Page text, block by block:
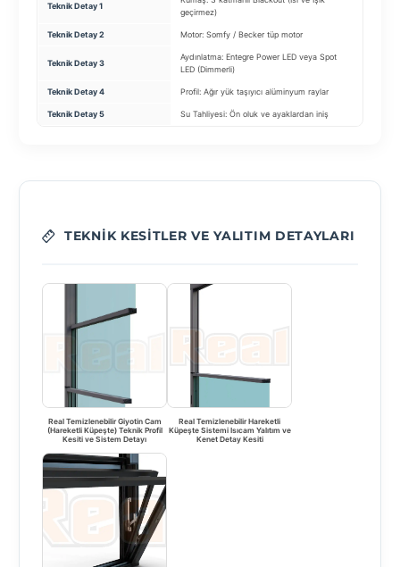
Teknik Detay 1
geçirmez)
Teknik Detay 2 Motor: Somfy / Becker tüp motor
Teknik Detay 3
Aydınlatma: Entegre Power LED veya Spot
LED (Dimmerli)
Teknik Detay 4 Profil: Ağır yük taşıyıcı alüminyum raylar
Teknik Detay 5 Su Tahliyesi: Ön oluk ve ayaklardan iniş
TEKNIK KESITLER VE YALITIM DETAYLARI
Real Temizlenebilir Giyotin Cam
(Hareketli Küpeşte) Teknik Profil
Kesiti ve Sistem Detayı
Real Temizlenebilir Hareketli
Küpeşte Sistemi Isıcam Yalıtım ve
Kenet Detay Kesiti